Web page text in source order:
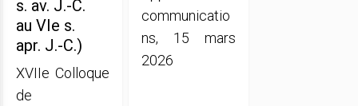
s. av. J.-C.
au VIe s.
apr. J.-C.)
XVIIe Colloque
de
communicatio
ns, 15 mars
2026